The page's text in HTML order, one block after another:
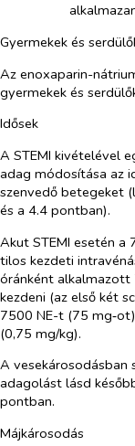
Gyermekek és
Az enoxaparin-
gyermekek és
Idősek
A STEMI kivételével
adag módosítása az
szenvedő betegeket
és a 4.4 pontban).
Akut STEMI esetén a
tilos kezdeti
óránként alkalmazott
kezdeni (az első két
7500 NE-t (75
(0,75 mg/kg).
A vesekárosodásban
adagolást lásd
pontban.
Májkárosodás